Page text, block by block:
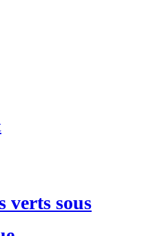
verts sous